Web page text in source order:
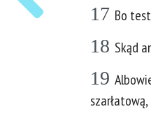
17 Bo
18 Skąd
19